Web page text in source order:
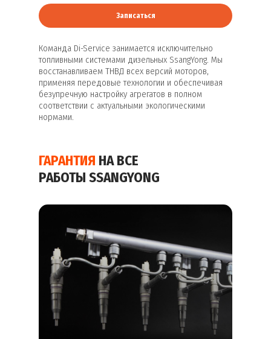
Команда Di-Service занимается исключительно
топливными системами дизельных SsangYong. Мы
восстанавливаем ТНВД всех версий моторов,
применяя передовые технологии и обеспечивая
безупречную настройку агрегатов в полном
соответствии с актуальными экологическими
нормами.
Записаться
ГАРАНТИЯ НА ВСЕ
РАБОТЫ SSANGYONG